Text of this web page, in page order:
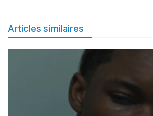
Articles similaires